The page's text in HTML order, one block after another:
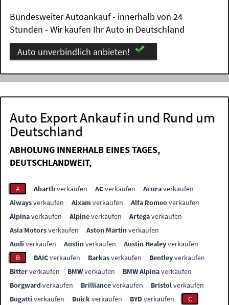
Bundesweiter Autoankauf - innerhalb von 24
Stunden - Wir kaufen Ihr Auto in Deutschland
Auto unverbindlich anbieten!
Auto Export Ankauf in und Rund um
Deutschland
ABHOLUNG INNERHALB EINES TAGES,
DEUTSCHLANDWEIT,
A Abarthverkaufen ACverkaufen Acuraverkaufen
Aiwaysverkaufen Aixamverkaufen Alfa Romeoverkaufen
Alpinaverkaufen Alpineverkaufen Artegaverkaufen
Asia Motorsverkaufen Aston Martinverkaufen
Audi verkaufen Austinverkaufen Austin Healeyverkaufen
B
BAICverkaufen Barkasverkaufen Bentleyverkaufen
Bitterverkaufen BMWverkaufen BMW Alpinaverkaufen
Borgwardverkaufen Brillianceverkaufen Bristolverkaufen
Bugatti verkaufen Buickverkaufen BYDverkaufen C